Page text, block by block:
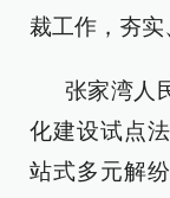
裁工作，夯实
张家湾人
化建设试点
站式多元解